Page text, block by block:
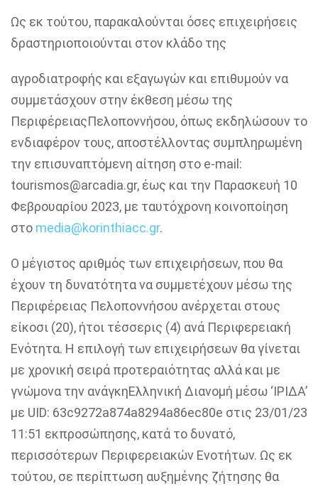
Ως εκ τούτου, παρακαλούνται όσες επιχειρήσεις
δραστηριοποιούνται στον κλάδο της
αγροδιατροφής και εξαγωγών και επιθυμούν να
συμμετάσχουν στην έκθεση μέσω της
ΠεριφέρειαςΠελοποννήσου, όπως εκδηλώσουν το
ενδιαφέρον τους, αποστέλλοντας συμπληρωμένη
την επισυναπτόμενη αίτηση στο e-mail :
tourismos@arcadia.gr, έως και την Παρασκευή 10
Φεβρουαρίου 2023, με ταυτόχρονη κοινοποίηση
στο media@korinthiacc.gr.
Ο μέγιστος αριθμός των επιχειρήσεων, που θα
έχουν τη δυνατότητα να συμμετέχουν μέσω της
Περιφέρειας Πελοποννήσου ανέρχεται στους
είκοσι (20), ήτοι τέσσερις (4) ανά Περιφερειακή
Ενότητα. Η επιλογή των επιχειρήσεων θα γίνεται
με χρονική σειρά προτεραιότητας αλλά και με
γνώμονα την ανάγκηΕλληνική Διανομή μέσω ‘ΙΡΙΔΑ’
με UID: 63c9272a874a8294a86ec80e στις 23/01/23
11:51 εκπροσώπησης, κατά το δυνατό,
περισσότερων Περιφερειακών Ενοτήτων. Ως εκ
τούτου, σε περίπτωση αυξημένης ζήτησης θα